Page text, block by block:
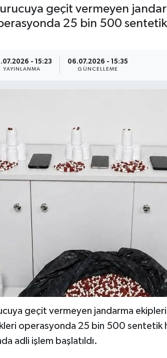
geçit vermeyen
25 bin 500
- 15:23
YAYINLANMA
06.07.2026 - 15:35
GÜNCELLEME
geçit vermeyen jandarma
operasyonda 25 bin 500 sentetik
adli işlem başlatıldı.